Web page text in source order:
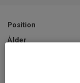
Position
Ålder